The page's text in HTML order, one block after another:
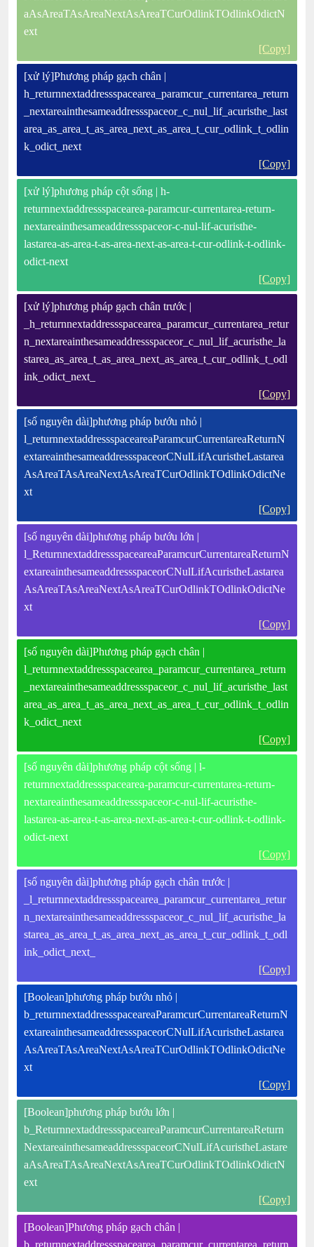
aAsAreaTAsAreaNextAsAreaTCurOdlinkTOdlinkOdictN
ext
[Copy]
[xử lý]Phương pháp gạch chân |
h_returnnextaddressspacearea_paramcur_currentarea_return
_nextareainthesameaddressspaceor_c_nul_lif_acuristhe_last
area_as_area_t_as_area_next_as_area_t_cur_odlink_t_odlin
k_odict_next
[Copy]
[xử lý]phương pháp cột sống | h-
returnnextaddressspacearea-paramcur-currentarea-return-
nextareainthesameaddressspaceor-c-nul-lif-acuristhe-
lastarea-as-area-t-as-area-next-as-area-t-cur-odlink-t-odlink-
odict-next
[Copy]
[xử lý]phương pháp gạch chân trước |
_h_returnnextaddressspacearea_paramcur_currentarea_retur
n_nextareainthesameaddressspaceor_c_nul_lif_acuristhe_la
starea_as_area_t_as_area_next_as_area_t_cur_odlink_t_odl
ink_odict_next_
[Copy]
[số nguyên dài]phương pháp bướu nhỏ |
l_returnnextaddressspaceareaParamcurCurrentareaReturnN
extareainthesameaddressspaceorCNulLifAcuristheLastarea
AsAreaTAsAreaNextAsAreaTCurOdlinkTOdlinkOdictNe
xt
[Copy]
[số nguyên dài]phương pháp bướu lớn |
l_ReturnnextaddressspaceareaParamcurCurrentareaReturnN
extareainthesameaddressspaceorCNulLifAcuristheLastarea
AsAreaTAsAreaNextAsAreaTCurOdlinkTOdlinkOdictNe
xt
[Copy]
[số nguyên dài]Phương pháp gạch chân |
l_returnnextaddressspacearea_paramcur_currentarea_return
_nextareainthesameaddressspaceor_c_nul_lif_acuristhe_last
area_as_area_t_as_area_next_as_area_t_cur_odlink_t_odlin
k_odict_next
[Copy]
[số nguyên dài]phương pháp cột sống | l-
returnnextaddressspacearea-paramcur-currentarea-return-
nextareainthesameaddressspaceor-c-nul-lif-acuristhe-
lastarea-as-area-t-as-area-next-as-area-t-cur-odlink-t-odlink-
odict-next
[Copy]
[số nguyên dài]phương pháp gạch chân trước |
_l_returnnextaddressspacearea_paramcur_currentarea_retur
n_nextareainthesameaddressspaceor_c_nul_lif_acuristhe_la
starea_as_area_t_as_area_next_as_area_t_cur_odlink_t_odl
ink_odict_next_
[Copy]
[Boolean]phương pháp bướu nhỏ |
b_returnnextaddressspaceareaParamcurCurrentareaReturnN
extareainthesameaddressspaceorCNulLifAcuristheLastarea
AsAreaTAsAreaNextAsAreaTCurOdlinkTOdlinkOdictNe
xt
[Copy]
[Boolean]phương pháp bướu lớn |
b_ReturnnextaddressspaceareaParamcurCurrentareaReturn
NextareainthesameaddressspaceorCNulLifAcuristheLastare
aAsAreaTAsAreaNextAsAreaTCurOdlinkTOdlinkOdictN
ext
[Copy]
[Boolean]Phương pháp gạch chân |